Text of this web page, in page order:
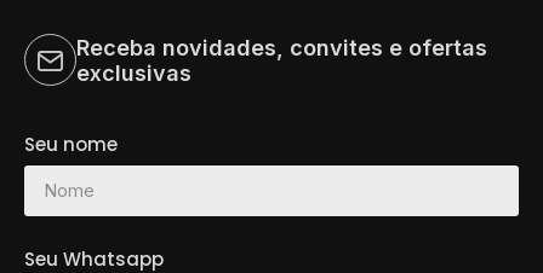
Receba novidades, convites e ofertas
exclusivas
Seu nome
Seu Whatsapp